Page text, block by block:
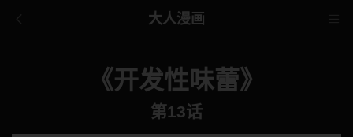
大人漫画
《开发性味蕾》
第13话